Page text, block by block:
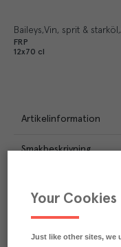
Baileys Vin, sprit & starköl
FRP
12x70 cl
Artikelinformation
Smakbeskrivning
Näringsdeklaration
Your Cookies
Just like other sites, we